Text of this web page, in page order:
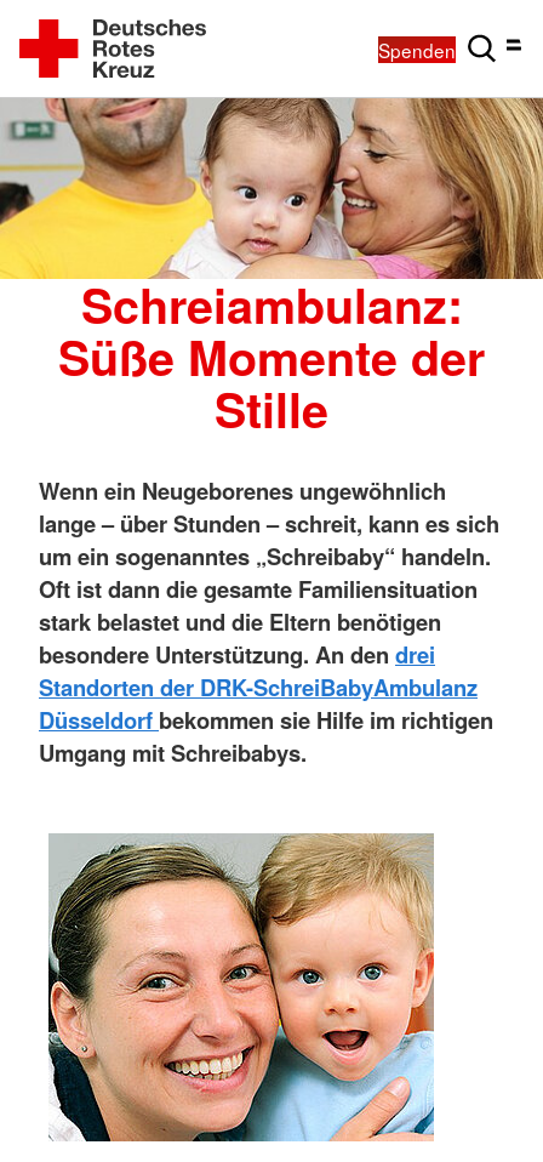
Spenden
Schreiambulanz:
Süße Momente der
Stille
Wenn ein Neugeborenes ungewöhnlich
lange – über Stunden – schreit, kann es sich
um ein sogenanntes „Schreibaby“ handeln.
Oft ist dann die gesamte Familiensituation
stark belastet und die Eltern benötigen
besondere Unterstützung. An den drei
Standorten der DRK-SchreiBabyAmbulanz
Düsseldorf bekommen sie Hilfe im richtigen
Umgang mit Schreibabys.